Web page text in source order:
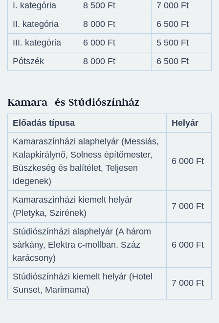
I. kategória 8 500 Ft
7 000 Ft
II. kategória
8 000 Ft
6 500 Ft
III. kategória
6 000 Ft
5 500 Ft
Pótszék
8 000 Ft 6 500 Ft
Kamara- és Stúdiószínház
Előadás típusa
Helyár
Kamaraszínházi alaphelyár (Messiás,
Kalapkirálynő, Solness építőmester,
Büszkeség és balítélet, Teljesen
idegenek)
6 000 Ft
Kamaraszínházi kiemelt helyár
(Pletyka, Szirének)
7 000 Ft
Stúdiószínházi alaphelyár (A három
sárkány, Elektra c-mollban, Száz
karácsony)
6 000 Ft
Stúdiószínházi kiemelt helyár (Hotel
Sunset, Marimama)
7 000 Ft